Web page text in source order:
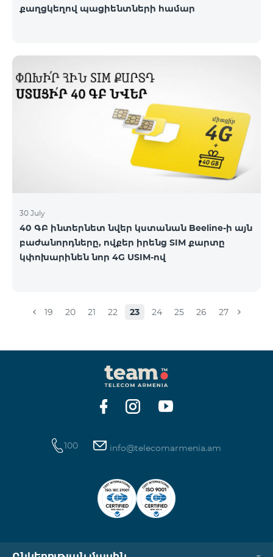
քաղցկեղով պացիենտների համար
30 July
40 ԳԲ ինտերնետ նվեր կստանան Beeline-ի այն
բաժանորդները, ովքեր իրենց SIM քարտը
կփոխարինեն նոր 4G USIM-ով
19 20 21 22 23 24 25 26 27
100 info@telecomarmenia.am